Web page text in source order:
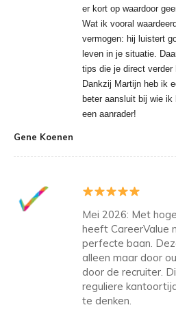
er kort op waardoor
Wat ik vooral
vermogen: hij luistert
leven in je situatie.
tips die je direct verder
Dankzij Martijn heb ik
beter aansluit bij wie
een aanrader!
Gene Koenen
Mei 2026: Met
heeft CareerValue
perfecte baan.
alleen maar door
door de recruiter.
reguliere
te denken.